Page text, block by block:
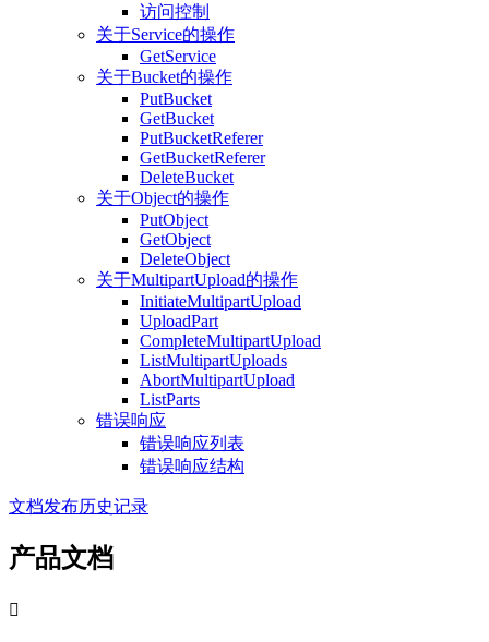
访问控制
关于Service的操作
GetService
关于Bucket的操作
PutBucket
GetBucket
PutBucketReferer
GetBucketReferer
DeleteBucket
关于Object的操作
PutObject
GetObject
DeleteObject
关于MultipartUpload的操作
InitiateMultipartUpload
UploadPart
CompleteMultipartUpload
ListMultipartUploads
AbortMultipartUpload
ListParts
错误响应
错误响应列表
错误响应结构
文档发布历史记录
产品文档
